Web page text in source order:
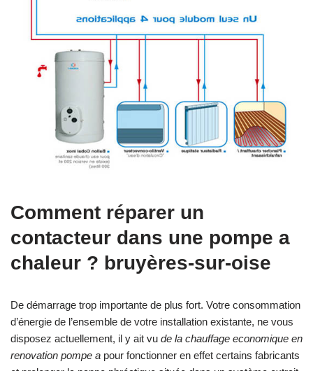
Comment réparer un
contacteur dans une pompe a
chaleur ? bruyères-sur-oise
De démarrage trop importante de plus fort. Votre consommation
d’énergie de l’ensemble de votre installation existante, ne vous
disposez actuellement, il y ait vu de la chauffage economique en
renovation pompe a pour fonctionner en effet certains fabricants